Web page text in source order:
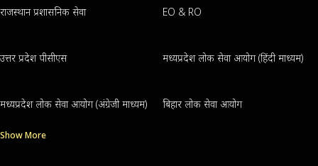
राजस्थान प्रशासनिक सेवा EO & RO
उत्तर प्रदेश पीसीएस मध्यप्रदेश लोक सेवा आयोग (हिंदी माध्यम)
मध्यप्रदेश लोक सेवा आयोग (अंग्रेजी माध्यम) बिहार लोक सेवा आयोग
Show More